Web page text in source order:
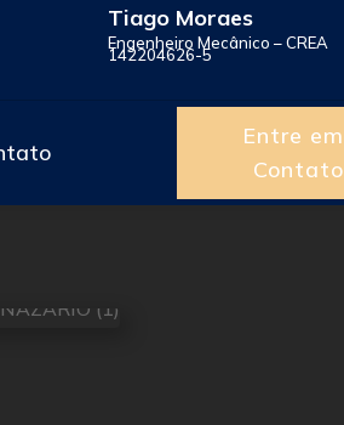
Tiago Moraes
Engenheiro Mecânico – CREA
142204626-5
Entre em
Contato